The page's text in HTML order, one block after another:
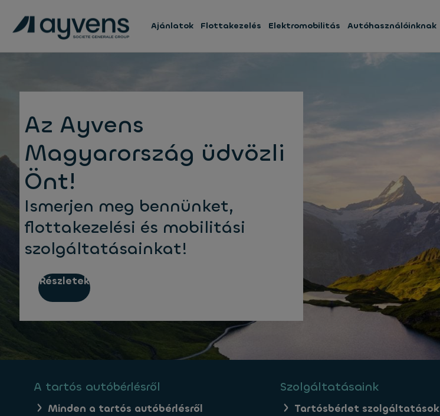
Ajánlatok Flottakezelés Elektromobilitás Autóhasználóinknak
Az Ayvens
Magyarország üdvözli
Önt!
Ismerjen meg bennünket,
flottakezelési és mobilitási
szolgáltatásainkat!
Részletek
A tartós autóbérlésről
Minden a tartós autóbérlésről
Szolgáltatásaink
Tartósbérlet szolgáltatások